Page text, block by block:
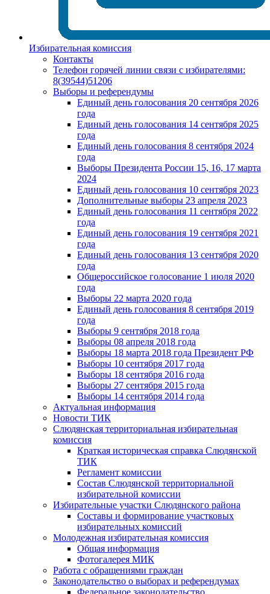
Избирательная комиссия
Контакты
Телефон горячей линии связи с избирателями:
8(39544)51206
Выборы и референдумы
Единый день голосования 20 сентября 2026
года
Единый день голосования 14 сентября 2025
года
Единый день голосования 8 сентября 2024
года
Выборы Президента России 15, 16, 17 марта
2024
Единый день голосования 10 сентября 2023
Дополнительные выборы 23 апреля 2023
Единый день голосования 11 сентября 2022
года
Единый день голосования 19 сентября 2021
года
Единый день голосования 13 сентября 2020
года
Общероссийское голосование 1 июля 2020
года
Выборы 22 марта 2020 года
Единый день голосования 8 сентября 2019
года
Выборы 9 сентября 2018 года
Выборы 08 апреля 2018 года
Выборы 18 марта 2018 года Президент РФ
Выборы 10 сентября 2017 года
Выборы 18 сентября 2016 года
Выборы 27 сентября 2015 года
Выборы 14 сентября 2014 года
Актуальная информация
Новости ТИК
Слюдянская территориальная избирательная
комиссия
Краткая историческая справка Слюдянской
ТИК
Регламент комиссии
Состав Слюдянской территориальной
избирательной комиссии
Избирательные участки Слюдянского района
Составы и формирование участковых
избирательных комиссий
Молодежная избирательная комиссия
Общая информация
Фотогалерея МИК
Работа с обращениями граждан
Законодательство о выборах и референдумах
Федеральное законодательство